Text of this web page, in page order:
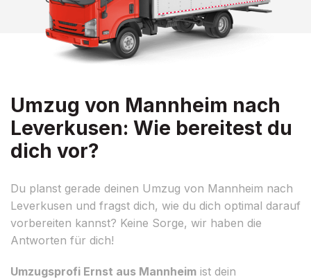
Umzug von Mannheim nach
Leverkusen: Wie bereitest du
dich vor?
Du planst gerade deinen Umzug von Mannheim nach
Leverkusen und fragst dich, wie du dich optimal darauf
vorbereiten kannst? Keine Sorge, wir haben die
Antworten für dich!
Umzugsprofi Ernst aus Mannheim ist dein